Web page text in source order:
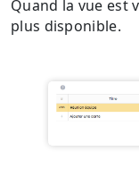
Quand la vue est
plus disponible.